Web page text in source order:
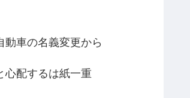
動車の名義変更から
心配するは紙一重